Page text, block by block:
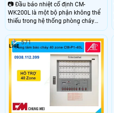
📷 Đầu báo nhiệt cố định CM-
WK200L là một bộ phận không thể
thiếu trong hệ thống phòng cháy
chữa cháy, được thiết kế để phát
hiện sự thay đổi nhiệt độ trong môi
trường và gửi tín hiệu báo động khi
nhiệt độ đạt đến mức nguy hiểm
giúp bảo vệ tài sản và con người
khỏi nguy cơ cháy nổ 24/24
571